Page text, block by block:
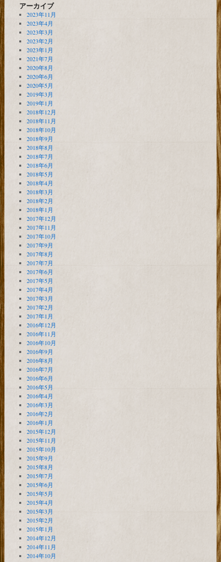
アーカイブ
2023年11月
2023年4月
2023年3月
2023年2月
2023年1月
2021年7月
2020年8月
2020年6月
2020年5月
2019年3月
2019年1月
2018年12月
2018年11月
2018年10月
2018年9月
2018年8月
2018年7月
2018年6月
2018年5月
2018年4月
2018年3月
2018年2月
2018年1月
2017年12月
2017年11月
2017年10月
2017年9月
2017年8月
2017年7月
2017年6月
2017年5月
2017年4月
2017年3月
2017年2月
2017年1月
2016年12月
2016年11月
2016年10月
2016年9月
2016年8月
2016年7月
2016年6月
2016年5月
2016年4月
2016年3月
2016年2月
2016年1月
2015年12月
2015年11月
2015年10月
2015年9月
2015年8月
2015年7月
2015年6月
2015年5月
2015年4月
2015年3月
2015年2月
2015年1月
2014年12月
2014年11月
2014年10月